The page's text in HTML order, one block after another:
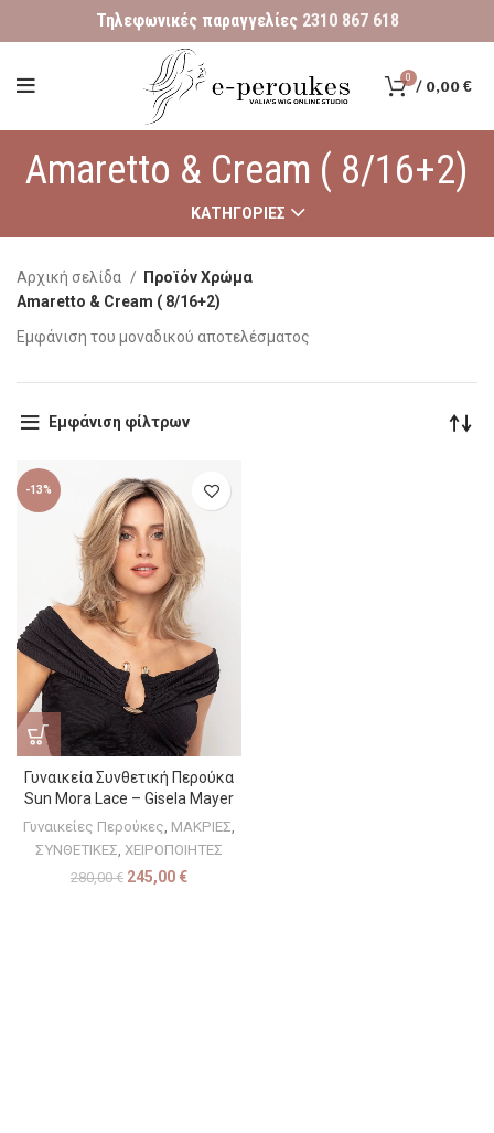
Τηλεφωνικές παραγγελίες 2310 867 618
0 /0,00€
Amaretto & Cream ( 8/16+2)
ΚΑΤΗΓΟΡΊΕΣ
Αρχική σελίδα
Προϊόν Χρώμα
Amaretto & Cream ( 8/16+2)
Εμφάνιση του μοναδικού αποτελέσματος
Εμφάνιση φίλτρων
-13%
Γυναικεία Συνθετική Περούκα
Sun Mora Lace – Gisela Mayer
Γυναικείες Περούκες ΜΑΚΡΙΕΣ
ΣΥΝΘΕΤΙΚΕΣ ΧΕΙΡΟΠΟΙΗΤΕΣ
280,00€ 245,00 €